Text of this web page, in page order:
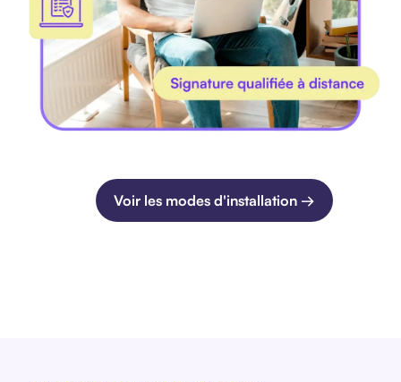
Voir les modes d'installation →